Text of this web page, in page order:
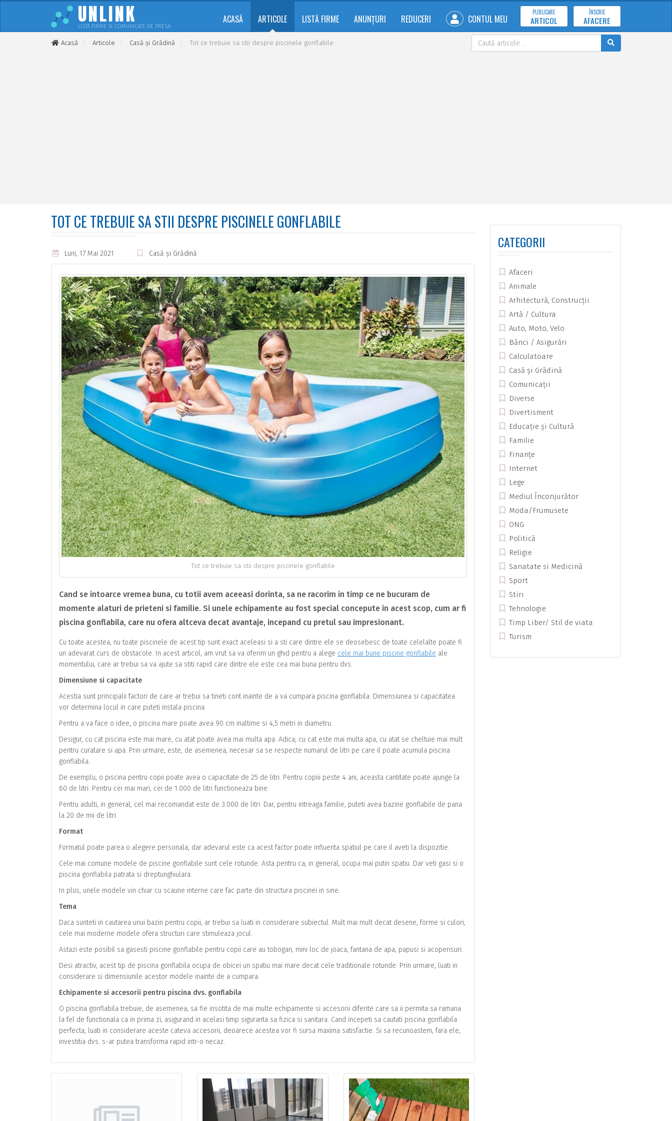
UNLINK
LISTA FIRME SI COMUNICATE DE PRESA
ACASĂ ARTICOLE LISTĂ FIRME ANUNȚURI REDUCERI CONTUL MEU
PUBLICARE
ARTICOL
ÎNSCRIE
AFACERE
Acasă Articole Casă și Grădină Tot ce trebuie sa stii despre piscinele gonflabile
TOT CE TREBUIE SA STII DESPRE PISCINELE GONFLABILE
Luni, 17 Mai 2021 Casă și Grădină
Tot ce trebuie sa stii despre piscinele gonflabile
Cand se intoarce vremea buna, cu totii avem aceeasi dorinta, sa ne racorim in timp ce ne bucuram de
momente alaturi de prieteni si familie. Si unele echipamente au fost special concepute in acest scop, cum ar fi
piscina gonflabila, care nu ofera altceva decat avantaje, incepand cu pretul sau impresionant.
Cu toate acestea, nu toate piscinele de acest tip sunt exact aceleasi si a sti care dintre ele se deosebesc de toate celelalte poate fi
un adevarat curs de obstacole. In acest articol, am vrut sa va oferim un ghid pentru a alege cele mai bune piscine gonflabile ale
momentului, care ar trebui sa va ajute sa stiti rapid care dintre ele este cea mai buna pentru dvs.
Dimensiune si capacitate
Acestia sunt principalii factori de care ar trebui sa tineti cont inainte de a va cumpara piscina gonflabila. Dimensiunea si capacitatea
vor determina locul in care puteti instala piscina.
Pentru a va face o idee, o piscina mare poate avea 90 cm inaltime si 4,5 metri in diametru.
Desigur, cu cat piscina este mai mare, cu atat poate avea mai multa apa. Adica, cu cat este mai multa apa, cu atat se cheltuie mai mult
pentru curatare si apa. Prin urmare, este, de asemenea, necesar sa se respecte numarul de litri pe care il poate acumula piscina
gonflabila.
De exemplu, o piscina pentru copii poate avea o capacitate de 25 de litri. Pentru copiii peste 4 ani, aceasta cantitate poate ajunge la
60 de litri. Pentru cei mai mari, cei de 1.000 de litri functioneaza bine.
Pentru adulti, in general, cel mai recomandat este de 3.000 de litri. Dar, pentru intreaga familie, puteti avea bazine gonflabile de pana
la 20 de mii de litri.
Format
Formatul poate parea o alegere personala, dar adevarul este ca acest factor poate influenta spatiul pe care il aveti la dispozitie.
Cele mai comune modele de piscine gonflabile sunt cele rotunde. Asta pentru ca, in general, ocupa mai putin spatiu. Dar veti gasi si o
piscina gonflabila patrata si dreptunghiulara.
In plus, unele modele vin chiar cu scaune interne care fac parte din structura piscinei in sine.
Tema
Daca sunteti in cautarea unui bazin pentru copii, ar trebui sa luati in considerare subiectul. Mult mai mult decat desene, forme si culori,
cele mai moderne modele ofera structuri care stimuleaza jocul.
Astazi este posibil sa gasesti piscine gonflabile pentru copii care au tobogan, mini loc de joaca, fantana de apa, papusi si acoperisuri.
Desi atractiv, acest tip de piscina gonflabila ocupa de obicei un spatiu mai mare decat cele traditionale rotunde. Prin urmare, luati in
considerare si dimensiunile acestor modele inainte de a cumpara.
Echipamente si accesorii pentru piscina dvs. gonflabila
O piscina gonflabila trebuie, de asemenea, sa fie insotita de mai multe echipamente si accesorii diferite care sa ii permita sa ramana
la fel de functionala ca in prima zi, asigurand in acelasi timp siguranta sa fizica si sanitara. Cand incepeti sa cautati piscina gonflabila
perfecta, luati in considerare aceste cateva accesorii, deoarece acestea vor fi sursa maxima satisfactie. Si sa recunoastem, fara ele,
investitia dvs. s-ar putea transforma rapid intr-o necaz.
CATEGORII
Afaceri
Animale
Arhitectură, Construcții
Artă / Cultura
Auto, Moto, Velo
Bănci / Asigurări
Calculatoare
Casă și Grădină
Comunicații
Diverse
Divertisment
Educație și Cultură
Familie
Finanțe
Internet
Lege
Mediul Înconjurător
Moda/Frumusete
ONG
Politică
Religie
Sanatate si Medicină
Sport
Stiri
Tehnologie
Timp Liber/ Stil de viata
Turism